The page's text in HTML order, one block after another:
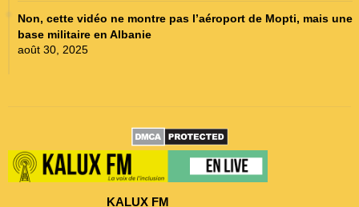
Non, cette vidéo ne montre pas l’aéroport de Mopti, mais une
base militaire en Albanie
août 30, 2025
KALUX FM